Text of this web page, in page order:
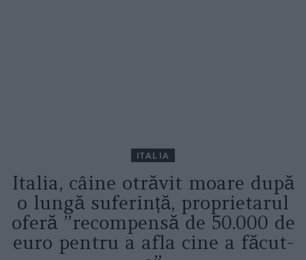
ITALIA
Italia, câine otrăvit moare după
o lungă suferință, proprietarul
oferă ”recompensă de 50.000 de
euro pentru a afla cine a făcut-